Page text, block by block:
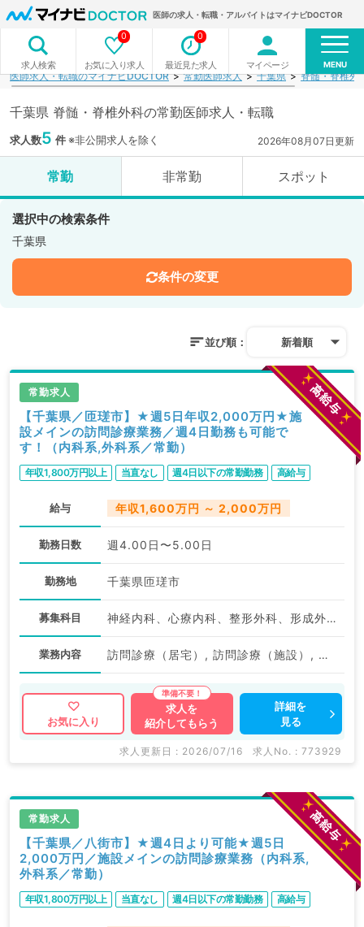
医師の求人・転職・アルバイトはマイナビDOCTOR
求人検索 お気に入り求人
0
最近見た求人
0
マイページ MENU
医師求人・転職のマイナビDOCTOR 常勤医師求人 千葉県 脊髄・脊椎外
千葉県 脊髄・脊椎外科の常勤医師求人・転職
求人数5 件※非公開求人を除く 2026年08月07日更新
常勤 非常勤 スポット
選択中の検索条件
千葉県
条件の変更
並び順： 新着順
常勤求人
【千葉県／匝瑳市】★週5日年収2,000万円★施
設メインの訪問診療業務／週4日勤務も可能で
す！（内科系,外科系／常勤）
年収1,800万円以上 当直なし 週4日以下の常勤勤務 高給与
給与 年収1,600万円 ～ 2,000万円
勤務日数 週4.00日〜5.00日
勤務地 千葉県匝瑳市
募集科目 神経内科、心療内科、整形外科、形成外科、美容外科、脳神経外科、呼吸器外科、心臓血管外科、小児外科、泌尿器科、一般内科、循環器内科、呼吸器内科、消化器内科、内分泌・代謝内科、腎臓内科、老年内科、外科系全般、一般外科、消化器外科、乳腺外科、スポーツ整形外科、大腸・肛門外科、脊髄・脊椎外科
業務内容 訪問診療（居宅）, 訪問診療（施設）, その他
お気に入り
求人を
紹介してもらう
詳細を
見る
求人更新日 : 2026/07/16 求人No. : 773929
常勤求人
【千葉県／八街市】★週4日より可能★週5日
2,000万円／施設メインの訪問診療業務（内科系,
外科系／常勤）
年収1,800万円以上 当直なし 週4日以下の常勤勤務 高給与